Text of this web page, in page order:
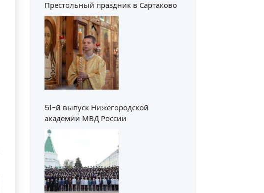
Престольный праздник в Сартаково
51-й выпуск Нижегородской
академии МВД России